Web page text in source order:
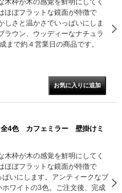
木枠が木の感覚を鮮明にしてく
ほぼフラットな鏡面が特徴で
しさと温かさでいっぱいにしま
ラウン、ウッディーなナチュラ
まで約４営業日の商品です。
4色 カフェミラー 壁掛けミ
木枠が木の感覚を鮮明にしてく
ほぼフラットな鏡面が特徴で
いにします。アンティークなブ
ワイトの3色。ご注文後、完成